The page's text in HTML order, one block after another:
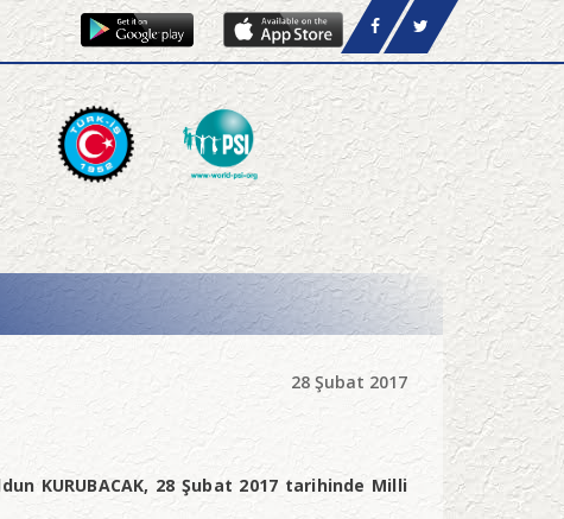
28 Şubat 2017
KURUBACAK, 28 Şubat 2017 tarihinde Milli